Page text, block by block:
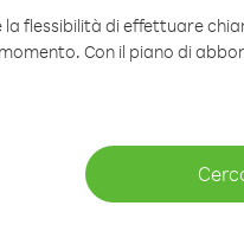
flessibilità di effettuare
Con il piano di